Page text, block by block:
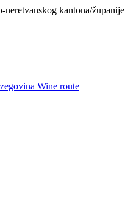
kantona/županije